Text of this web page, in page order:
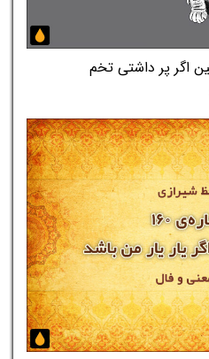
اگر پر داشتی تخم